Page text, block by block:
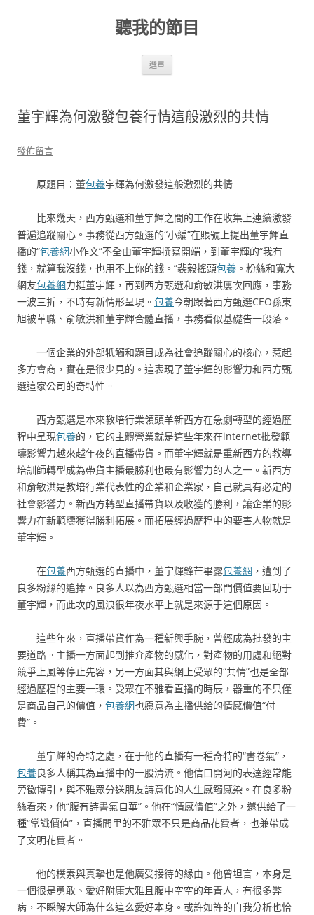
聽我的節目
選單
董宇輝為何激發包養行情這般激烈的共情
發佈留言
原題目：董包養宇輝為何激發這般激烈的共情
比來幾天，西方甄選和董宇輝之間的工作在收集上連續激發
普遍追蹤關心。事務從西方甄選的“小編”在賬號上提出董宇輝直
播的“包養網小作文”不全由董宇輝撰寫開端，到董宇輝的“我有
錢，就算我沒錢，也用不上你的錢。”裴毅搖頭包養 。粉絲和寬大
網友包養網力挺董宇輝，再到西方甄選和俞敏洪屢次回應，事務
一波三折，不時有新情形呈現。 包養今朝跟著西方甄選CEO孫東
旭被革職、俞敏洪和董宇輝合體直播，事務看似基礎告一段落。
一個企業的外部牴觸和題目成為社會追蹤關心的核心，惹起
多方會商，實在是很少見的。這表現了董宇輝的影響力和西方甄
選這家公司的奇特性。
西方甄選是本來教培行業領頭羊新西方在急劇轉型的經過歷
程中呈現包養的，它的主體營業就是這些年來在internet批發範
疇影響力越來越年夜的直播帶貨。而董宇輝就是重新西方的教導
培訓師轉型成為帶貨主播最勝利也最有影響力的人之一。新西方
和俞敏洪是教培行業代表性的企業和企業家，自己就具有必定的
社會影響力。新西方轉型直播帶貨以及收獲的勝利，讓企業的影
響力在新範疇獲得勝利拓展。而拓展經過歷程中的要害人物就是
董宇輝。
在包養西方甄選的直播中，董宇輝鋒芒畢露包養網 ，遭到了
良多粉絲的追捧。良多人以為西方甄選相當一部門價值要回功于
董宇輝，而此次的風浪很年夜水平上就是來源于這個原因。
這些年來，直播帶貨作為一種新興手腕，曾經成為批發的主
要道路。主播一方面起到推介產物的感化，對產物的用處和絕對
競爭上風等停止先容，另一方面其與網上受眾的“共情”也是全部
經過歷程的主要一環。受眾在不雅看直播的時辰，器重的不只僅
是商品自己的價值， 包養網也愿意為主播供給的情感價值“付
費”。
董宇輝的奇特之處，在于他的直播有一種奇特的“書卷氣”，
包養良多人稱其為直播中的一股清流。他信口開河的表達經常能
旁徵博引，與不雅眾分送朋友詩意化的人生感觸感染。在良多粉
絲看來，他“腹有詩書氣自華”。他在“情感價值”之外，還供給了一
種“常識價值”，直播間里的不雅眾不只是商品花費者，也兼帶成
了文明花費者。
他的樸素與真摯也是他廣受接待的緣由。他曾坦言，本身是
一個很是勇敢、愛好附庸大雅且腹中空空的年青人，有很多弊
病，不睬解大師為什么這么愛好本身。或許如許的自我分析也恰